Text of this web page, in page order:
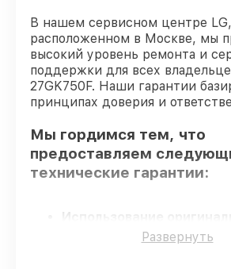
В нашем сервисном центре LG,
расположенном в Москве, мы
высокий уровень ремонта и
поддержки для всех
27GK750F. Наши гарантии
принципах доверия и
Мы гордимся тем, что
предоставляем
технические гарантии:
– только
Развернуть